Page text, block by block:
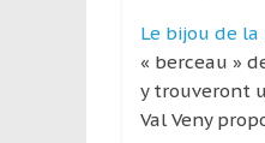
Le bijou de la
« berceau »
y trouveront
Val Veny